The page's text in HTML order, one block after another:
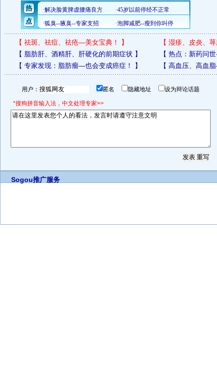
【 祛斑、祛痘、祛疮—美女宝典！ 】 【 湿疹、皮炎、
【 脂肪肝、酒精肝、肝硬化的前期症状 】 【 热点：新药问
【 专家发现：脂肪瘤—也会变成癌症！ 】 【 高血压、高血
用户： 匿名 隐藏地址 设为辩论话题
*搜狗拼音输入法，中文处理专家>>
Sogou推广服务